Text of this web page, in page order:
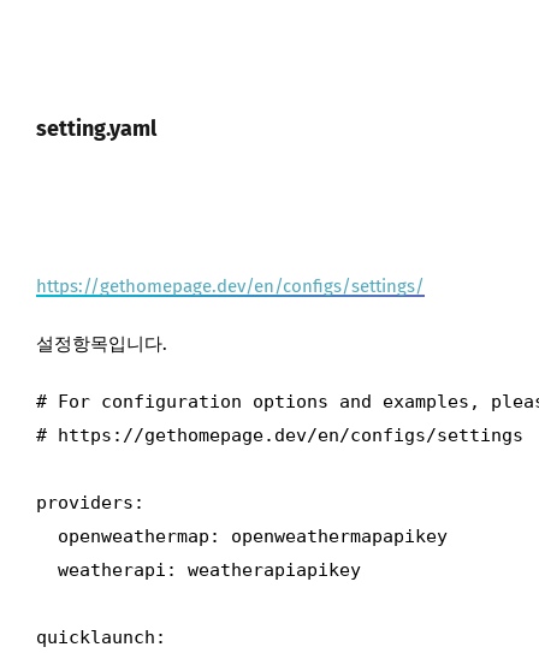
setting.yaml
https://gethomepage.dev/en/configs/settings/
설정항목입니다.
# For configuration options and examples,
# https://gethomepage.dev/en/configs/settings
providers:
  openweathermap: openweathermapapikey
  weatherapi: weatherapiapikey
quicklaunch: